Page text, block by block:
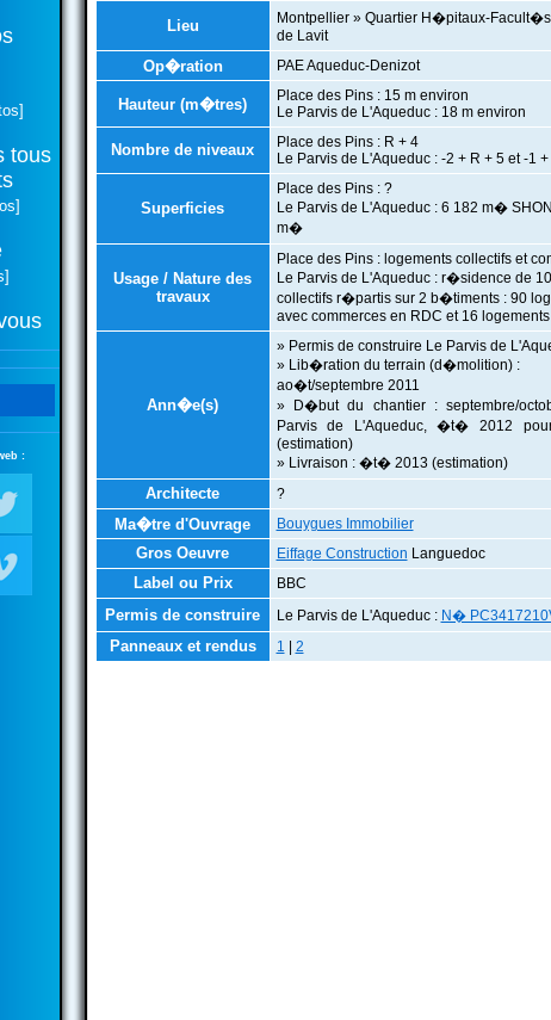
tous
:
Lieu
Montpellier » Quartier H�pitaux-
de Lavit
Op�ration PAE Aqueduc-Denizot
Hauteur (m�tres)
Place des Pins : 15 m environ
Le Parvis de L'Aqueduc : 18 m environ
Nombre de niveaux
Place des Pins : R + 4
Le Parvis de L'Aqueduc : -2 + R + 5 et -1
Superficies
Place des Pins : ?
Le Parvis de L'Aqueduc : 6 182 m�
m�
Usage / Nature des
travaux
Place des Pins : logements collectifs et
Le Parvis de L'Aqueduc : r�sidence de
collectifs r�partis sur 2 b�timents : 90
avec commerces en RDC et 16
Ann�e(s)
» Permis de construire Le Parvis de
» Lib�ration du terrain (d�molition) :
ao�t/septembre 2011
» D�but du chantier : septembre/
Parvis de L'Aqueduc, �t� 2012
(estimation)
» Livraison : �t� 2013 (estimation)
Architecte ?
Ma�tre d'Ouvrage Bouygues Immobilier
Gros Oeuvre Eiffage Construction Languedoc
Label ou Prix BBC
Permis de construire Le Parvis de L'Aqueduc : N�
Panneaux et rendus 1 2